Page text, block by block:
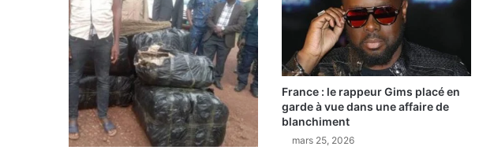
é
t
r
a
q
é
p
a
:
V
o
i
c
i
l
France : le rappeur Gims placé en
garde à vue dans une affaire de
blanchiment
mars 25, 2026